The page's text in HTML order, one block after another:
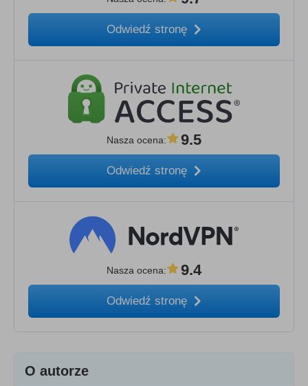
Odwiedź stronę
Nasza ocena: 9.5
Odwiedź stronę
Nasza ocena: 9.4
Odwiedź stronę
O autorze